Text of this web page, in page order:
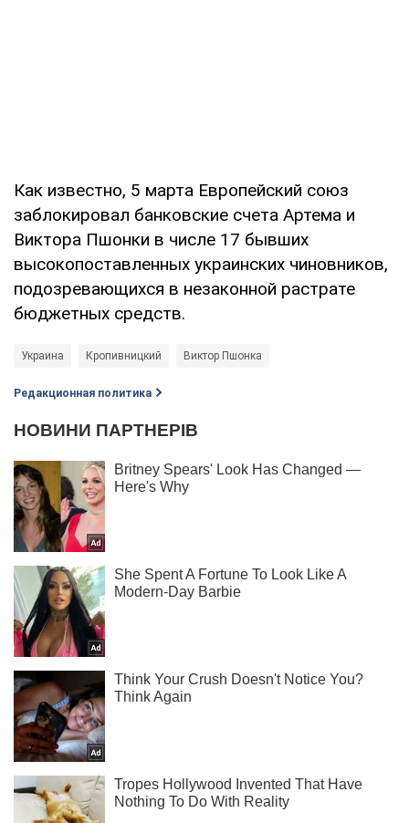
Как известно, 5 марта Европейский союз
заблокировал банковские счета Артема и
Виктора Пшонки в числе 17 бывших
высокопоставленных украинских чиновников,
подозревающихся в незаконной растрате
бюджетных средств.
Украина Кропивницкий Виктор Пшонка
Редакционная политика